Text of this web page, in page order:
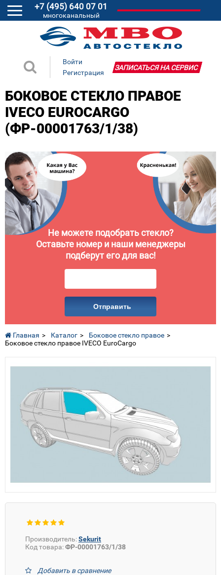
+7 (495) 640 07 01
многоканальный
Войти
Регистрация
ЗАПИСАТЬСЯ НА СЕРВИС
БОКОВОЕ СТЕКЛО ПРАВОЕ
IVECO EUROCARGO
(ФР-00001763/1/38)
Не можете подобрать стекло?
Оставьте номер и наши менеджеры
подберут его для вас!
Отправить
Главная Каталог
Боковое стекло правое
Боковое стекло правое IVECO EuroCargo
Производитель:Sekurit
Код товара:ФР-00001763/1/38
Добавить в сравнение